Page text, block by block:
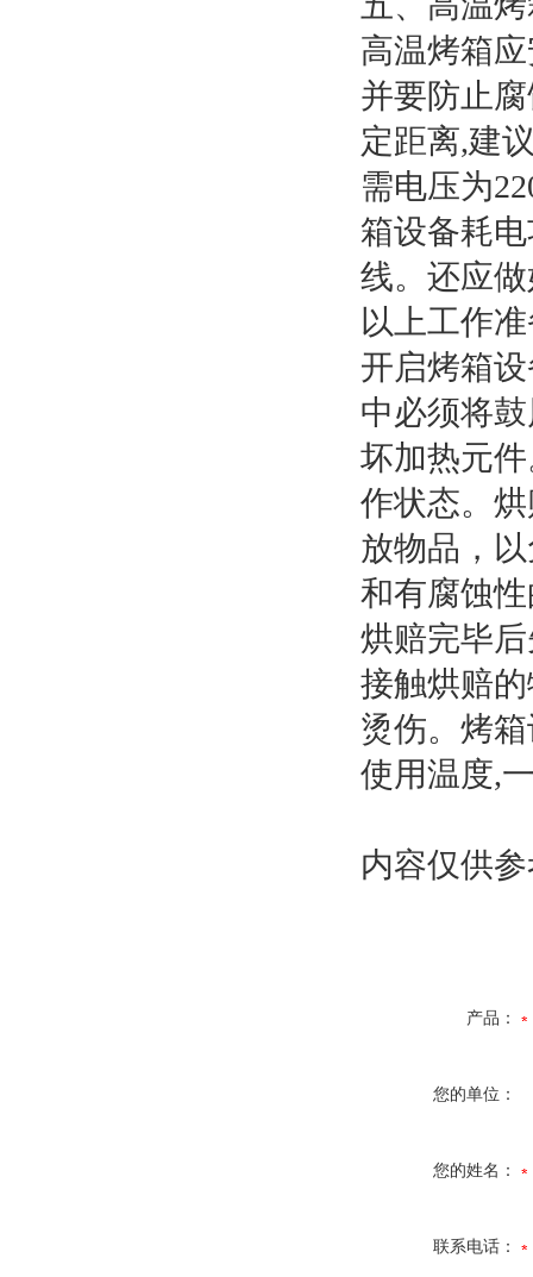
高温烤箱
并要防止
定距离,建
需电压为
箱设备耗
线。还应
以上工作
开启烤箱
中必须将
坏加热元
作状态。
放物品，
和有腐蚀
烘赔完毕
接触烘赔
烫伤。烤
使用温度,
内容仅供
产品：
您的单位：
您的姓名：
联系电话：